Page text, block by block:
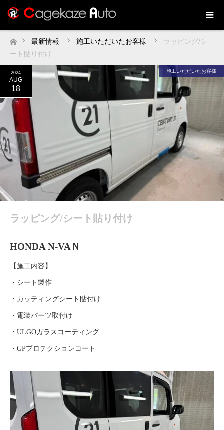
ホーム
最新情報 施工いただいたお客様
ラッピング/シ
ート貼り付け
2024
AUG
18
施工いただいたお客様
ラッピング/シート貼り付け
HONDA N-VAＮ
【施工内容】
・シート製作
・カッティングシート貼付け
・電装パーツ取付け
・ULGOガラスコーティング
・GPプロテクションコート